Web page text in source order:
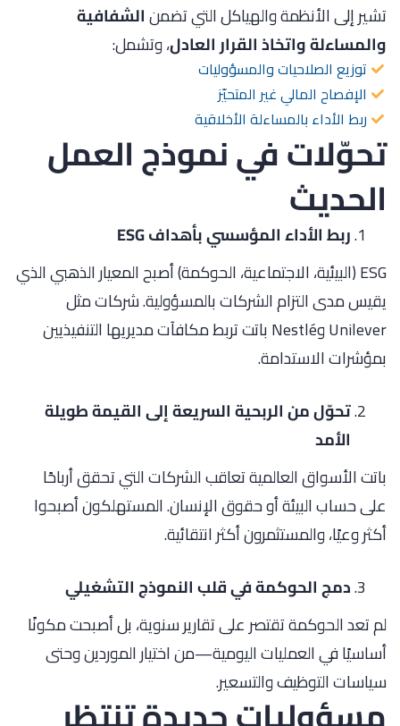
تشير إلى الأنظمة والهياكل التي تضمنالشفافية
والمساءلة واتخاذ القرار العادل، وتشمل:
توزيع الصلاحيات والمسؤوليات
الإفصاح المالي غير المتحيّز
ربط الأداء بالمساءلة الأخلاقية
تحوّلات في نموذج العمل
الحديث
ربط الأداء المؤسسي بأهداف ESG
ESG (البيئية، الاجتماعية، الحوكمة) أصبح المعيار الذهبي الذي
يقيس مدى التزام الشركات بالمسؤولية. شركات مثل
Unilever وNestlé باتت تربط مكافآت مديريها التنفيذيين
بمؤشرات الاستدامة.
تحوّل من الربحية السريعة إلى القيمة طويلة
الأمد
باتت الأسواق العالمية تعاقب الشركات التي تحقق أرباحًا
على حساب البيئة أو حقوق الإنسان. المستهلكون أصبحوا
أكثر وعيًا، والمستثمرون أكثر انتقائية.
دمج الحوكمة في قلب النموذج التشغيلي
لم تعد الحوكمة تقتصر على تقارير سنوية، بل أصبحت مكونًا
أساسيًا في العمليات اليومية—من اختيار الموردين وحتى
سياسات التوظيف والتسعير.